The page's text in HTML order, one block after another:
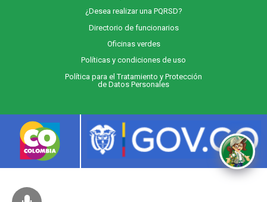
¿Desea realizar una PQRSD?
Directorio de funcionarios
Oficinas verdes
Políticas y condiciones de uso
Política para el Tratamiento y Protección
de Datos Personales